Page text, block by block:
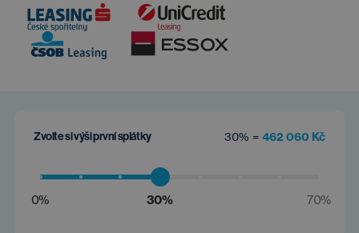
Zvolte si výši první splátky 30% = 462 060 Kč
0% 30% 70%